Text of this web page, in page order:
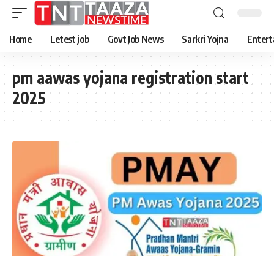
Home Letest job Govt Job News Sarkri Yojna
pm aawas yojana registration start
2025